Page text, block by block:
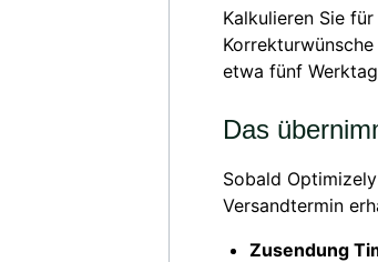
Kalkulieren Sie
etwa fünf
Das
Sobald
Versandtermin
Zusendung